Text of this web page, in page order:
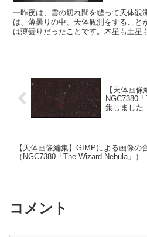
一昨夜は、雲の切れ間を縫って天体観
は、薄曇りの中、天体観測をすること
は薄曇りだったことです。木星も土星
【天体画
NGC7380
集しました
【天体画像編集】GIMPによる画像の
（NGC7380「The Wizard Nebula」）
コメント